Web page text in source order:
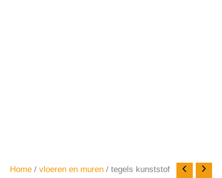
Home / vloeren en muren / tegels kunststof